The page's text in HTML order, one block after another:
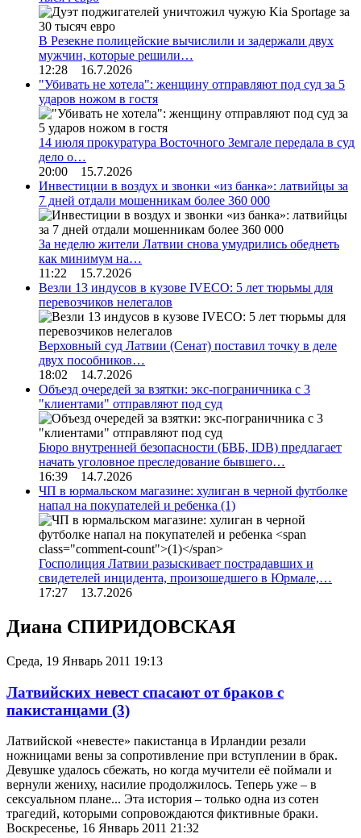
В Резекне полицейские вычислили и задержали двух
мужчин, которые решили…
12:28 16.7.2026
"Убивать не хотела": женщину отправляют под суд за 5
ударов ножом в гостя
14 июля прокуратура Восточного Земгале передала в суд
дело о…
20:00 15.7.2026
Инвестиции в воздух и звонки «из банка»: латвийцы за
7 дней отдали мошенникам более 360 000
За неделю жители Латвии снова умудрились обеднеть
как минимум на…
11:22 15.7.2026
Везли 13 индусов в кузове IVECO: 5 лет тюрьмы для
перевозчиков нелегалов
Верховный суд Латвии (Сенат) поставил точку в деле
двух пособников…
18:02 14.7.2026
Объезд очередей за взятки: экс-пограничника с 3
"клиентами" отправляют под суд
Бюро внутренней безопасности (БВБ, IDB) предлагает
начать уголовное преследование бывшего…
16:39 14.7.2026
ЧП в юрмальском магазине: хулиган в черной футболке
напал на покупателей и ребенка (1)
Госполиция Латвии разыскивает пострадавших и
свидетелей инцидента, произошедшего в Юрмале,…
17:27 13.7.2026
Диана СПИРИДОВСКАЯ
Среда, 19 Январь 2011 19:13
Латвийских невест спасают от браков с
пакистанцами (3)
Латвийской «невесте» пакистанца в Ирландии резали
ножницами вены за сопротивление при вступлении в брак.
Девушке удалось сбежать, но когда мучители её поймали и
вернули жениху, насилие продолжилось. Теперь уже – в
сексуальном плане... Эта история – только одна из сотен
трагедий, которыми сопровождаются фиктивные браки.
Воскресенье, 16 Январь 2011 21:32